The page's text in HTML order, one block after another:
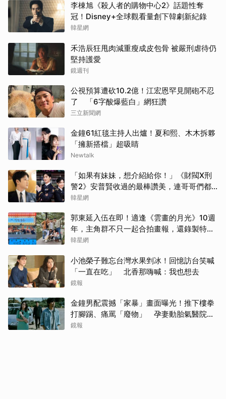
李棟旭《殺人者的購物中心2》話題性奪
冠！Disney+全球觀看量創下韓劇新紀錄
韓星網
禾浩辰狂甩肉減重瘦成皮包骨 被嚴刑虐待仍
堅持護愛
鏡週刊
公視預算遭砍10.2億！江宏恩罕見開砲不忍
了 「6字酸爆藍白」網狂讚
三立新聞網
金鐘61紅毯主持人出爐！夏和熙、木木拆夥
「擁新搭檔」超吸睛
Newtalk
「如果有妹妹，想介紹給你！」《財閥X刑
警2》安普賢收過的最棒讚美，連哥哥們都
認證的好品格～
韓星網
郭東延入伍在即！適逢《雲畫的月光》10週
年，主角群不只一起合拍畫報，還錄製特別
節目
韓星網
小池榮子難忘台灣水果剉冰！回憶訪台笑喊
「一直在吃」 北香那嗨喊：我也想去
鏡報
金鐘男配震撼「家暴」畫面曝光！推下樓拳
打腳踢、痛罵「廢物」 孕妻動胎氣醫院爆
激烈衝突
鏡報